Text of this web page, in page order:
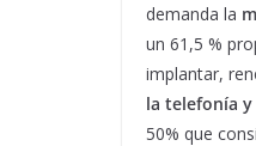
demanda la
un 61,5 %
implantar,
la telefonía
50% que